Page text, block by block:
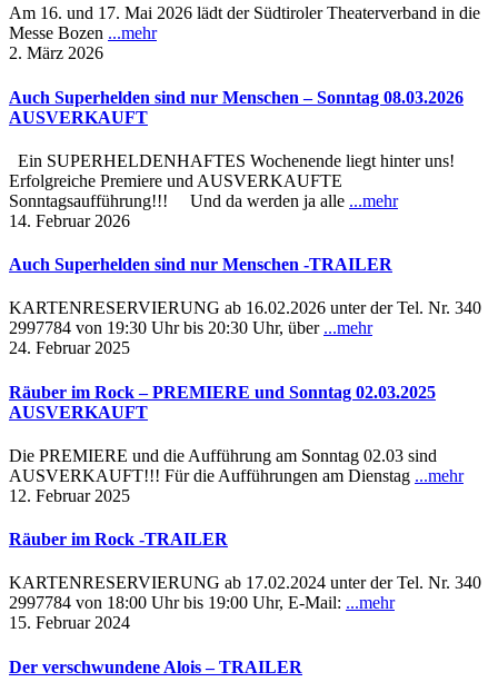
Am 16. und 17. Mai 2026 lädt der Südtiroler Theaterverband in die
Messe Bozen ...mehr
2. März 2026
Auch Superhelden sind nur Menschen – Sonntag 08.03.2026
AUSVERKAUFT
Ein SUPERHELDENHAFTES Wochenende liegt hinter uns!
Erfolgreiche Premiere und AUSVERKAUFTE
Sonntagsaufführung!!! Und da werden ja alle ...mehr
14. Februar 2026
Auch Superhelden sind nur Menschen -TRAILER
KARTENRESERVIERUNG ab 16.02.2026 unter der Tel. Nr. 340
2997784 von 19:30 Uhr bis 20:30 Uhr, über ...mehr
24. Februar 2025
Räuber im Rock – PREMIERE und Sonntag 02.03.2025
AUSVERKAUFT
Die PREMIERE und die Aufführung am Sonntag 02.03 sind
AUSVERKAUFT!!! Für die Aufführungen am Dienstag ...mehr
12. Februar 2025
Räuber im Rock -TRAILER
KARTENRESERVIERUNG ab 17.02.2024 unter der Tel. Nr. 340
2997784 von 18:00 Uhr bis 19:00 Uhr, E-Mail: ...mehr
15. Februar 2024
Der verschwundene Alois – TRAILER